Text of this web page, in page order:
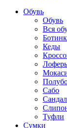
Обувь
Обувь
Вся
Кеды
Сабо
Туфли
Сумки